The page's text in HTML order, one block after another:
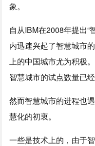
象。
自从IBM在2008年提出“
内迅速兴起了智慧城市
上的中国城市尤为积极
智慧城市的试点数量已
然而智慧城市的进程也
慧化的初衷。
一些是技术上的，由于